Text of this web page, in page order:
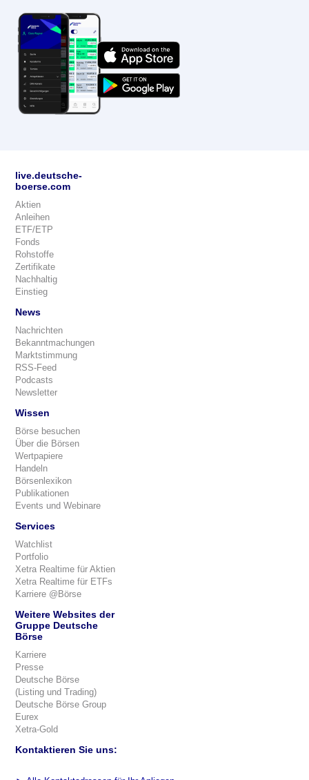
live.deutsche-
boerse.com
Aktien
Anleihen
ETF/ETP
Fonds
Rohstoffe
Zertifikate
Nachhaltig
Einstieg
News
Nachrichten
Bekanntmachungen
Marktstimmung
RSS-Feed
Podcasts
Newsletter
Wissen
Börse besuchen
Über die Börsen
Wertpapiere
Handeln
Börsenlexikon
Publikationen
Events und Webinare
Services
Watchlist
Portfolio
Xetra Realtime für Aktien
Xetra Realtime für ETFs
Karriere @Börse
Weitere Websites der
Gruppe Deutsche
Börse
Karriere
Presse
Deutsche Börse
(Listing und Trading)
Deutsche Börse Group
Eurex
Xetra-Gold
Kontaktieren Sie uns: